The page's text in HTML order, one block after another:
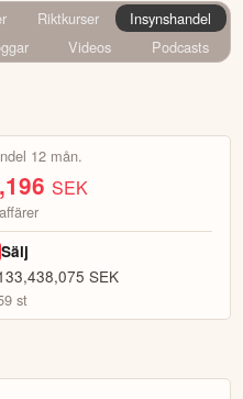
Riktkurser
Insynshandel
Videos Podcasts
12 mån.
SEK
Sälj
SEK
st